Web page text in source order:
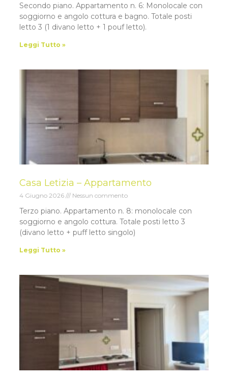
Secondo piano. Appartamento n. 6: Monolocale con
soggiorno e angolo cottura e bagno. Totale posti
letto 3 (1 divano letto + 1 pouf letto).
Leggi Tutto »
Casa Letizia – Appartamento
4 Giugno 2026 Nessun commento
Terzo piano. Appartamento n. 8: monolocale con
soggiorno e angolo cottura. Totale posti letto 3
(divano letto + puff letto singolo)
Leggi Tutto »